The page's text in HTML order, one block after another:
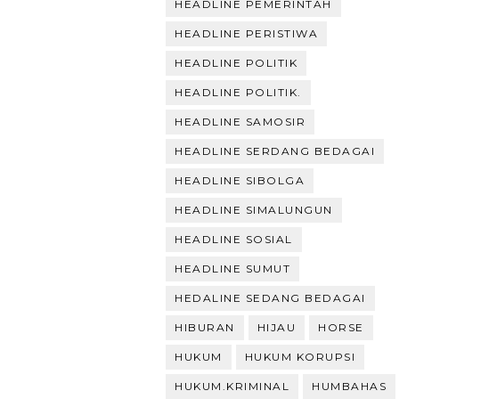
HEADLINE PEMERINTAH
HEADLINE PERISTIWA
HEADLINE POLITIK
HEADLINE POLITIK.
HEADLINE SAMOSIR
HEADLINE SERDANG BEDAGAI
HEADLINE SIBOLGA
HEADLINE SIMALUNGUN
HEADLINE SOSIAL
HEADLINE SUMUT
HEDALINE SEDANG BEDAGAI
HIBURAN HIJAU HORSE
HUKUM HUKUM KORUPSI
HUKUM.KRIMINAL HUMBAHAS